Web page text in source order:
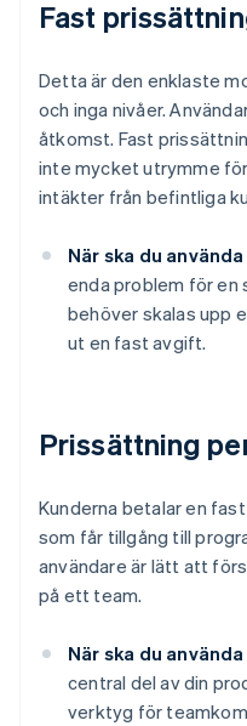
Fast
Detta är den enklaste
och inga nivåer.
åtkomst. Fast
inte mycket utrymme
intäkter från befintliga
När ska du
enda problem för en
behöver skalas upp
ut en fast avgift.
Prissättning
Kunderna betalar en
som får tillgång till
användare är lätt att
på ett team.
När ska du
central del av din
verktyg för